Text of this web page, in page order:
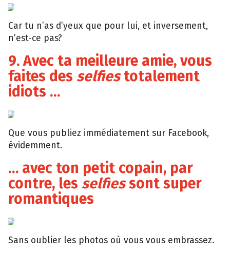
Tumblr
Car tu n’as d’yeux que pour lui, et inversement,
n’est-ce pas?
9. Avec ta meilleure amie, vous
faites des selfiestotalement
idiots …
lead
Que vous publiez immédiatement sur Facebook,
évidemment.
… avec ton petit copain, par
contre, les selfiessont super
romantiques
Giphy
Sans oublier les photos où vous vous embrassez.